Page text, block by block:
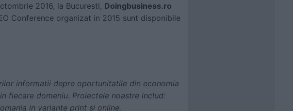
2016, la Bucuresti, Doingbusiness.ro
Conference organizat in 2015 sunt disponibile
informatii depre oportunitatile din economia
fiecare domeniu. Proiectele noastre includ:
in variante print si online.